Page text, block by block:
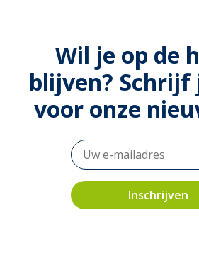
Wil je op de
blijven? Schrijf
voor onze